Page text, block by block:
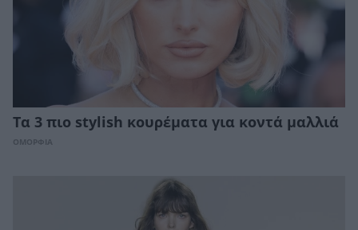
Τα 3 πιο stylish κουρέματα για κοντά μαλλιά
ΟΜΟΡΦΙΑ